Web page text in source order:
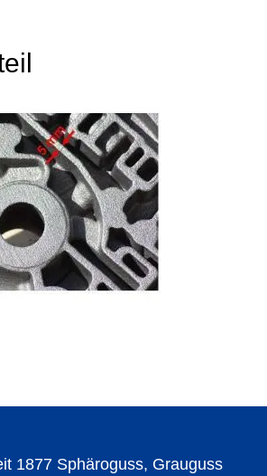
1877 Sphäroguss, Grauguss